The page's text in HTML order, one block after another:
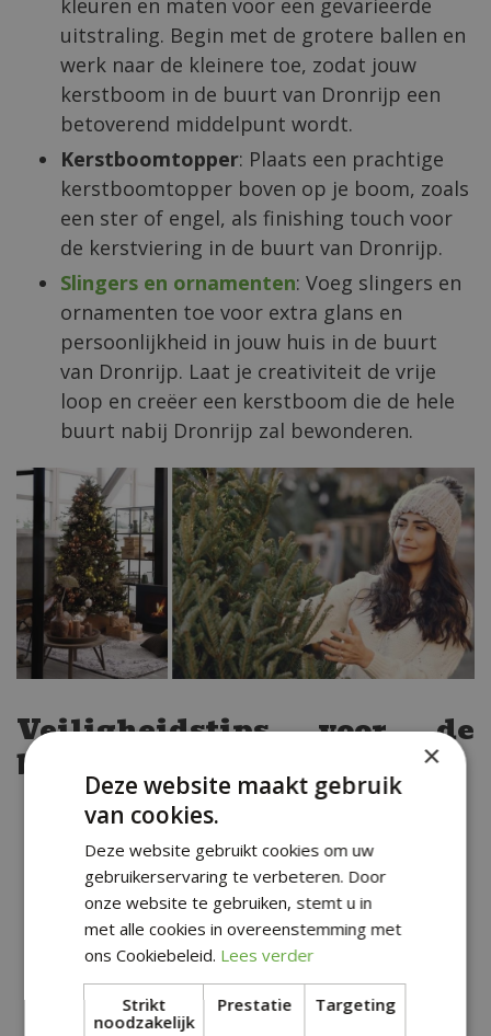
kleuren en maten voor een gevarieerde
uitstraling. Begin met de grotere ballen en
werk naar de kleinere toe, zodat jouw
kerstboom in de buurt van Dronrijp een
betoverend middelpunt wordt.
Kerstboomtopper: Plaats een prachtige
kerstboomtopper boven op je boom, zoals
een ster of engel, als finishing touch voor
de kerstviering in de buurt van Dronrijp.
Slingers en ornamenten: Voeg slingers en
ornamenten toe voor extra glans en
persoonlijkheid in jouw huis in de buurt
van Dronrijp. Laat je creativiteit de vrije
loop en creëer een kerstboom die de hele
buurt nabij Dronrijp zal bewonderen.
Veiligheidstips voor de
buurt nabij Dronrijp
Brandveiligheid: Zorg ervoor dat de
verlichting en elektrische decoraties in
goede staat verkeren en schakel ze uit
wanneer je niet thuis bent om je huis in de
buurt van Dronrijp veilig te houden.
breekbare ornamenten hoger in de boom
en zorg ervoor dat snoeren buiten het
×
Deze website maakt gebruik
van cookies.
Deze website gebruikt cookies om uw
gebruikerservaring te verbeteren. Door
onze website te gebruiken, stemt u in
met alle cookies in overeenstemming met
ons Cookiebeleid. Lees verder
Strikt
noodzakelijk
Prestatie Targeting